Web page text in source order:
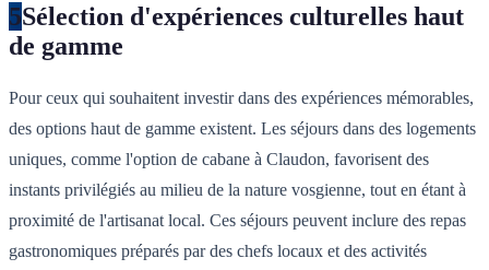
5Sélection d'expériences culturelles haut
de gamme
Pour ceux qui souhaitent investir dans des expériences mémorables,
des options haut de gamme existent. Les séjours dans des logements
uniques, comme l'option de cabane à Claudon, favorisent des
instants privilégiés au milieu de la nature vosgienne, tout en étant à
proximité de l'artisanat local. Ces séjours peuvent inclure des repas
gastronomiques préparés par des chefs locaux et des activités